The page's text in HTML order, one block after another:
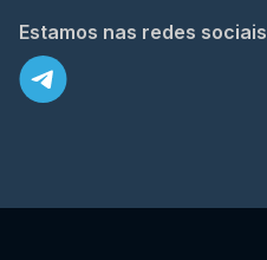
Estamos nas redes sociais